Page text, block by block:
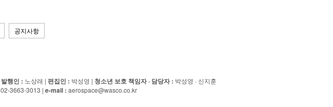
공지사항
발행인 : 노상래 | 편집인 : 박성영 | 청소년 보호 책임자 · 담당자: 박성영 · 신지훈
02-3663-3013 | e-mail : aerospace@wasco.co.kr